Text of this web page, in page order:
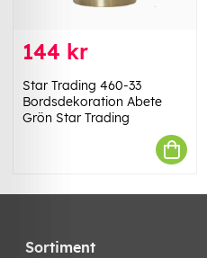
144 kr
Star Trading 460-33
Bordsdekoration Abete
Grön Star Trading
Sortiment